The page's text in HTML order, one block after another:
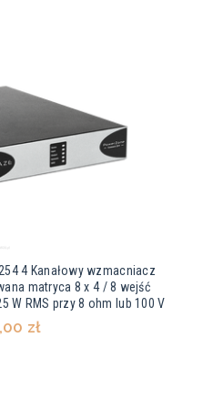
4 Kanałowy wzmacniacz
matryca 8 x 4 / 8 wejść
W RMS przy 8 ohm lub 100 V
zł